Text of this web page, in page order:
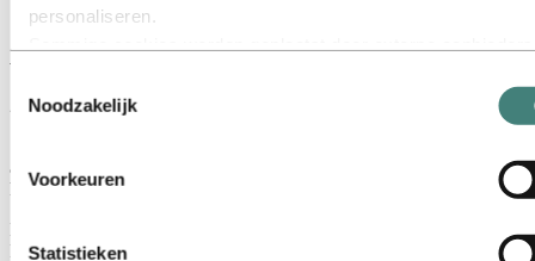
personaliseren.
advertenties. Deze derden kunnen informatie die zij via jouw
gebruik van onze website verzamelen, combineren met
verzameld via jouw gebruik van hun diensten. De derde
is de Verwerkingsverantwoordelijke voor de
Noodzakelijk
Voorkeuren
Statistieken
Aluminium voor Maracanã
24 april 2019
als het nationale voetbalteam in de aanval gaat. We bevinden ons in
het legendarische, met aluminium beklede Maracanã-voetbalstadion.
Maracanã werd in Rio de Janeiro gebouwd voor de WK van 1950.
Ruim 60 jaar later werd het gerenoveerd, voor opnieuw een WK en